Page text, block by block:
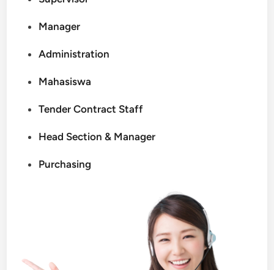
Manager
Administration
Mahasiswa
Tender Contract Staff
Head Section & Manager
Purchasing